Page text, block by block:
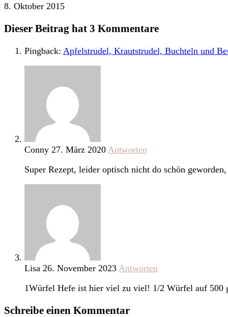
8. Oktober 2015
Dieser Beitrag hat 3 Kommentare
Pingback: Apfelstrudel, Krautstrudel, Buchteln und
Conny 27. März 2020 Antworten
Super Rezept, leider optisch nicht do schön
Lisa 26. November 2023 Antworten
1Würfel Hefe ist hier viel zu viel! 1/2 Würfel auf 500
Schreibe einen Kommentar